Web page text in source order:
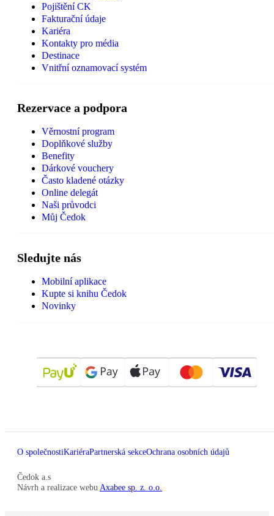
Pojištění CK
Fakturační údaje
Kariéra
Kontakty pro média
Destinace
Vnitřní oznamovací systém
Rezervace a podpora
Věrnostní program
Doplňkové služby
Benefity
Dárkové vouchery
Často kladené otázky
Online delegát
Naši průvodci
Můj Čedok
Sledujte nás
Mobilní aplikace
Kupte si knihu Čedok
Novinky
O společnostiKariéraPartnerská sekceOchrana osobních údajů
Čedok a.s
Návrh a realizace webu Axabee sp. z. o.o.